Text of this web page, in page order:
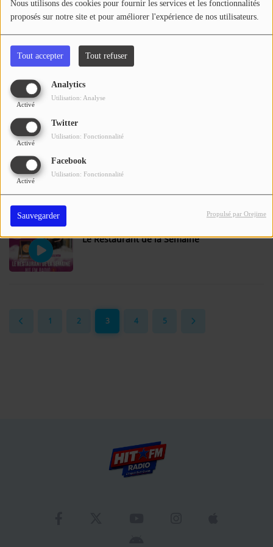
Nous utilisons des cookies pour fournir les services et les fonctionnalités
proposés sur notre site et pour améliorer l'expérience de nos utilisateurs.
Tout accepter Tout refuser
Analytics
Activé
Utilisation: Analyse
Twitter
Activé
Utilisation: Fonctionnalité
Facebook
Activé
Utilisation: Fonctionnalité
Sauvegarder Propulsé par Orejime
Se connecter
Le Restaurant de la Semaine
Le Restaurant de la Semaine
Le Restaurant de la Semaine
Le Restaurant de la Semaine
1 2 3 4 5